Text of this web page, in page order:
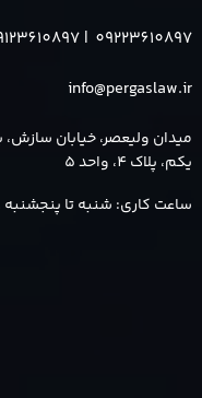
info@pergaslaw.ir
| 09223610897
میدان ولیعصر، خیابان
یکم، پلاک 4، واحد 5
ساعت کاری: شنبه تا پنجشنبه 8 الی17